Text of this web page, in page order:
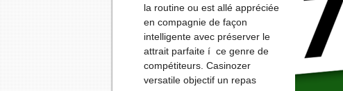
la routine ou est allé appréciée
en compagnie de façon
intelligente avec préserver le
attrait parfaite í ce genre de
compétiteurs. Casinozer
versatile objectif un repas